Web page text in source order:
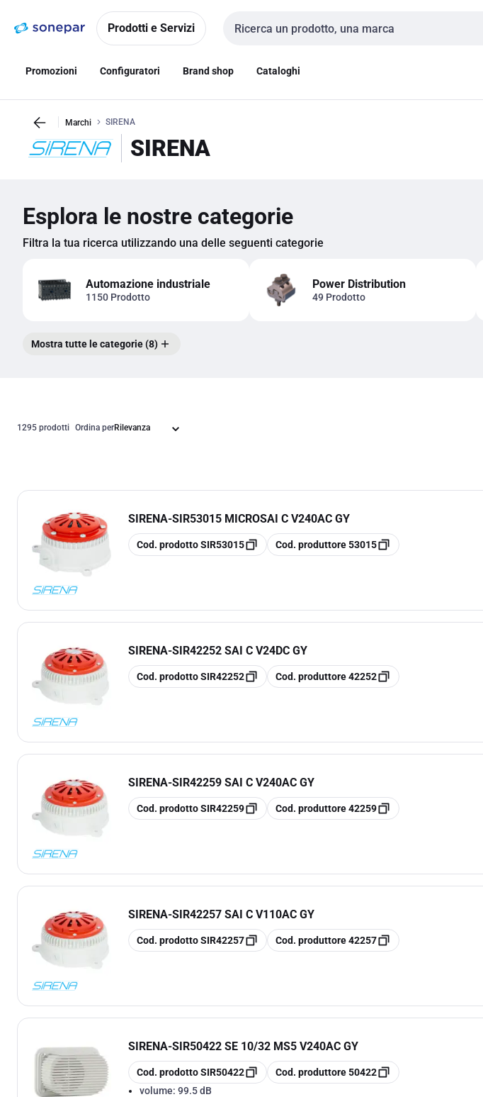
navigazionealla
Prodotti e Servizi
Cerca input
Promozioni Configuratori Brand shop Cataloghi
Marchi SIRENA
SIRENA
Esplora le nostre categorie
Filtra la tua ricerca utilizzando una delle seguenti categorie
Automazione industriale
1150 Prodotto
Power Distribution
49 Prodotto
Mostra tutte le categorie (8)
1295 prodotti Ordina per
SIRENA-SIR53015 MICROSAI C V240AC GY
copia
Cod. prodottoSIR53015 copia
Cod. produttore53015
SIRENA-SIR42252 SAI C V24DC GY
copia
Cod. prodottoSIR42252 copia
Cod. produttore42252
SIRENA-SIR42259 SAI C V240AC GY
copia
Cod. prodottoSIR42259 copia
Cod. produttore42259
SIRENA-SIR42257 SAI C V110AC GY
copia
Cod. prodottoSIR42257 copia
Cod. produttore42257
SIRENA-SIR50422 SE 10/32 MS5 V240AC GY
copia
Cod. prodottoSIR50422 copia
Cod. produttore50422
volume: 99.5 dB